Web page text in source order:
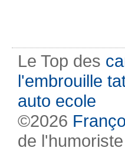
Le Top des
l'embrouille
auto ecole
©2026
de